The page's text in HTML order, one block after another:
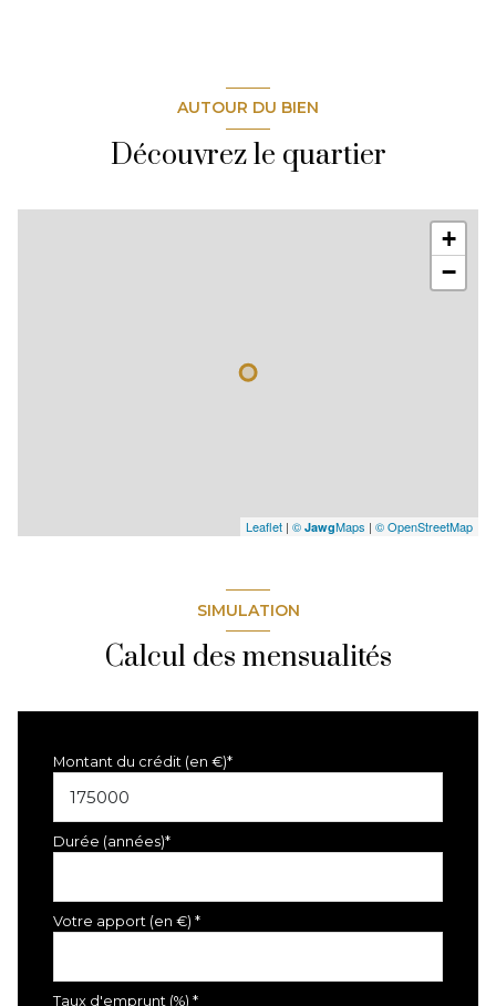
AUTOUR DU BIEN
Découvrez le quartier
+
−
Leaflet | © JawgMaps | © OpenStreetMap
SIMULATION
Calcul des mensualités
Montant du crédit (en €)*
Durée (années)*
Votre apport (en €) *
Taux d'emprunt (%) *